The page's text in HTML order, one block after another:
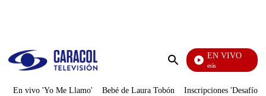
Enviar
EN VIVO
También Caerás
En vivo 'Yo Me Llamo' Bebé de Laura Tobón Inscripciones 'Desafío'